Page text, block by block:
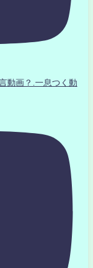
画？.一息つく動